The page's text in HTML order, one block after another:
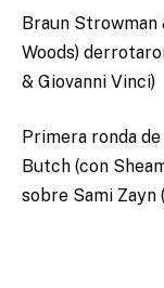
Braun Strowman
Woods)
& Giovanni Vinci)
Primera ronda
Butch (con
sobre Sami Zayn